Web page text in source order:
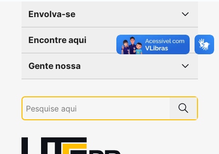
Envolva-se
Encontre aqui
Gente nossa